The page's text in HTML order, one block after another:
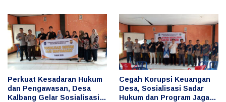
Perkuat Kesadaran Hukum
dan Pengawasan, Desa
Kalbang Gelar Sosialisasi
Cegah Korupsi Keuangan
Desa, Sosialisasi Sadar
Hukum dan Program Jaga